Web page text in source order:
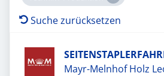
Suche zurücksetzen
Mayr-Melnhof Holz